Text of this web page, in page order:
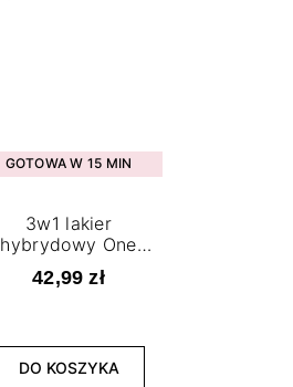
GOTOWA W 15 MIN
3w1 lakier
hybrydowy One
Apricot 03 7,2 ml
42,99 zł
DO KOSZYKA